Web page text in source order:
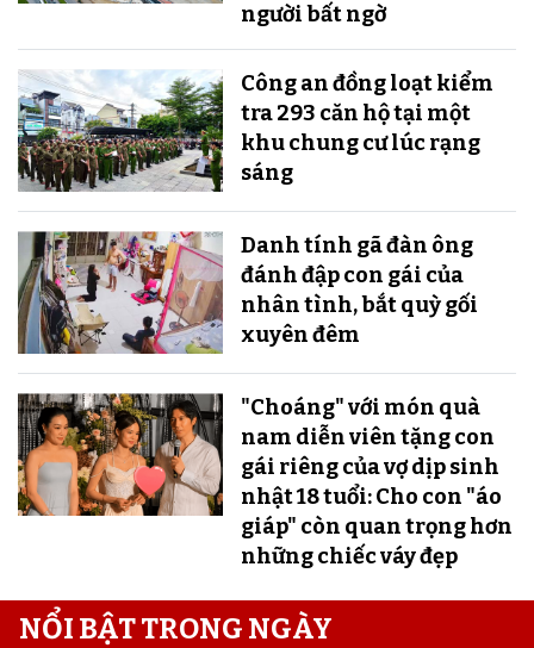
người bất ngờ
Công an đồng loạt kiểm
tra 293 căn hộ tại một
khu chung cư lúc rạng
sáng
Danh tính gã đàn ông
đánh đập con gái của
nhân tình, bắt quỳ gối
xuyên đêm
"Choáng" với món quà
nam diễn viên tặng con
gái riêng của vợ dịp sinh
nhật 18 tuổi: Cho con "áo
giáp" còn quan trọng hơn
những chiếc váy đẹp
NỔI BẬT TRONG NGÀY